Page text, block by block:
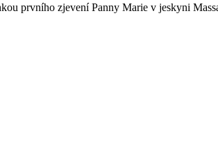
prvního zjevení Panny Marie v jeskyni